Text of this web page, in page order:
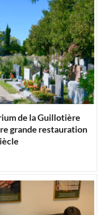
de la Guillotière
grande restauration